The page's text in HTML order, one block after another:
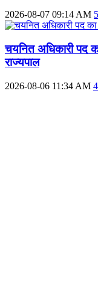
2026-08-07 09:14 AM
चयनित अधिकारी पद
राज्यपाल
2026-08-06 11:34 AM